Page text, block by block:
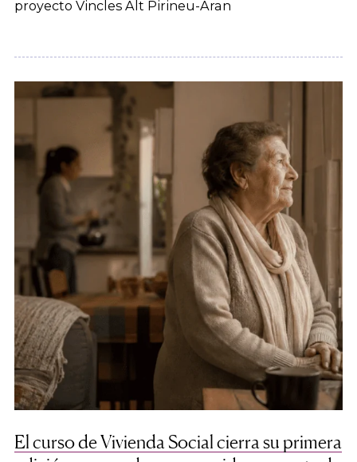
proyecto Vincles Alt Pirineu-Aran
El curso de Vivienda Social cierra su primera